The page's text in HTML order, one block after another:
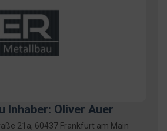
Inhaber: Oliver Auer
21a, 60437 Frankfurt am Main